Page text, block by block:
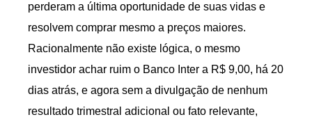
perderam a última oportunidade de suas vidas e
resolvem comprar mesmo a preços maiores.
Racionalmente não existe lógica, o mesmo
investidor achar ruim o Banco Inter a R$ 9,00, há 20
dias atrás, e agora sem a divulgação de nenhum
resultado trimestral adicional ou fato relevante,